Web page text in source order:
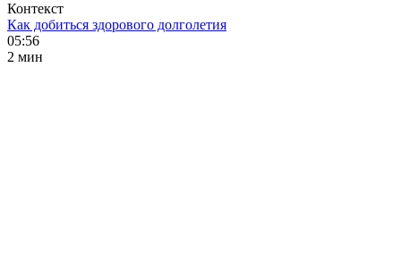
Контекст
Как добиться здорового долголетия
05:56
2 мин